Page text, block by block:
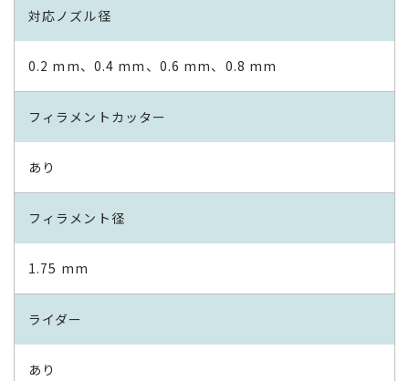
対応ノズル径
0.2 mm、0.4 mm、0.6 mm、0.8 mm
フィラメントカッター
あり
フィラメント径
1.75 mm
ライダー
あり